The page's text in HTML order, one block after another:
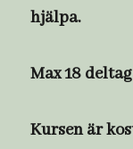
hjälpa.
Max 18
Kursen är